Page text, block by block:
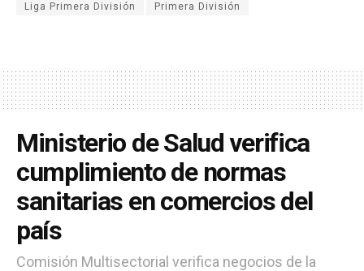
Liga Primera División Primera División
Ministerio de Salud verifica
cumplimiento de normas
sanitarias en comercios del
país
Comisión Multisectorial verifica negocios de la